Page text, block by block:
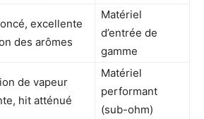
excellente
des arômes
Matériel
d’entrée de
gamme
de vapeur
hit atténué
Matériel
performant
(sub-ohm)